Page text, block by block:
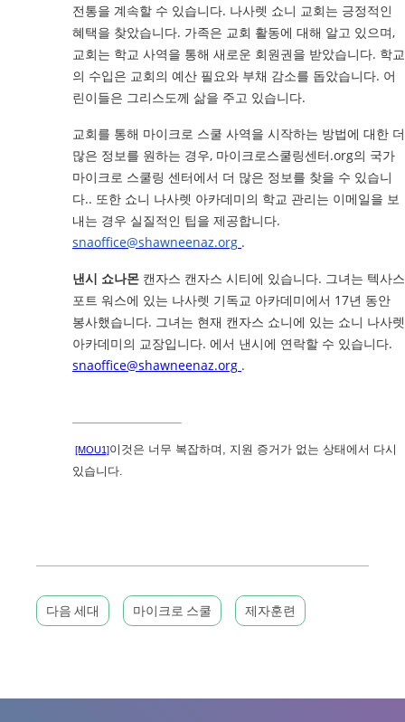
전통을 계속할 수 있습니다. 나사렛 쇼니 교회는 긍정적인
혜택을 찾았습니다. 가족은 교회 활동에 대해 알고 있으며,
교회는 학교 사역을 통해 새로운 회원권을 받았습니다. 학교
의 수입은 교회의 예산 필요와 부채 감소를 돕았습니다. 어
린이들은 그리스도께 삶을 주고 있습니다.
교회를 통해 마이크로 스쿨 사역을 시작하는 방법에 대한 더
많은 정보를 원하는 경우, 마이크로스쿨링센터.org의 국가
마이크로 스쿨링 센터에서 더 많은 정보를 찾을 수 있습니
다.. 또한 쇼니 나사렛 아카데미의 학교 관리는 이메일을 보
내는 경우 실질적인 팁을 제공합니다.
snaoffice@shawneenaz.org .
낸시 쇼나몬 캔자스 캔자스 시티에 있습니다. 그녀는 텍사스
포트 워스에 있는 나사렛 기독교 아카데미에서 17년 동안
봉사했습니다. 그녀는 현재 캔자스 쇼니에 있는 쇼니 나사렛
아카데미의 교장입니다. 에서 낸시에 연락할 수 있습니다.
snaoffice@shawneenaz.org .
[MOU1]이것은 너무 복잡하며, 지원 증거가 없는 상태에서 다시
있습니다.
다음 세대 마이크로 스쿨 제자훈련